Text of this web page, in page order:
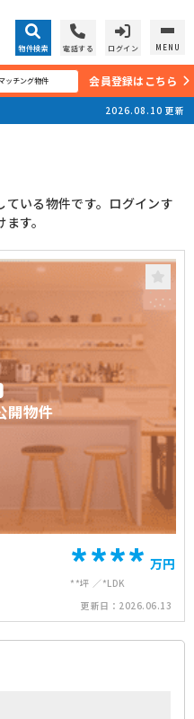
物件検索 電話する ログイン MENU
ッチング物件
会員登録はこちら
2026.08.10 更新
いる物件です。ログインす
す。
開物件
**** 万円
**坪
*LDK
更新日： 2026.06.13